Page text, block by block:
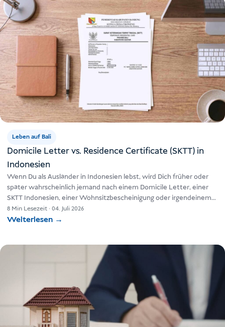
Leben auf Bali
Domicile Letter vs. Residence Certificate (SKTT) in
Indonesien
Wenn Du als Ausländer in Indonesien lebst, wird Dich früher oder
später wahrscheinlich jemand nach einem Domicile Letter, einer
SKTT Indonesien, einer Wohnsitzbescheinigung oder irgendeinem
offiziellen Nachweis Deiner…
8 Min Lesezeit ·04. Juli 2026
Weiterlesen →